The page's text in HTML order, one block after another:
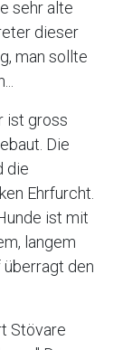
sehr alte
dieser
man sollte
ist gross
Die
die
Ehrfurcht.
ist mit
langem
den
Stövare